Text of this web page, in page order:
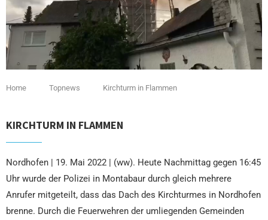
Home Topnews Kirchturm in Flammen
KIRCHTURM IN FLAMMEN
Nordhofen | 19. Mai 2022 | (ww). Heute Nachmittag gegen 16:45
Uhr wurde der Polizei in Montabaur durch gleich mehrere
Anrufer mitgeteilt, dass das Dach des Kirchturmes in Nordhofen
brenne. Durch die Feuerwehren der umliegenden Gemeinden